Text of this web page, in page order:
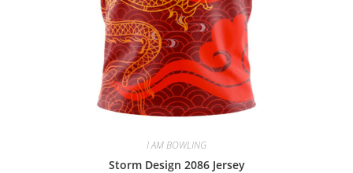
I AM BOWLING
Storm Design 2086 Jersey